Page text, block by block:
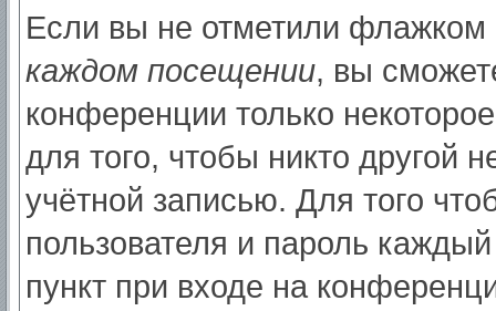
Если вы не отметили флажком
каждом посещении, вы
конференции только
для того, чтобы никто другой
учётной записью. Для того
пользователя и пароль
пункт при входе на